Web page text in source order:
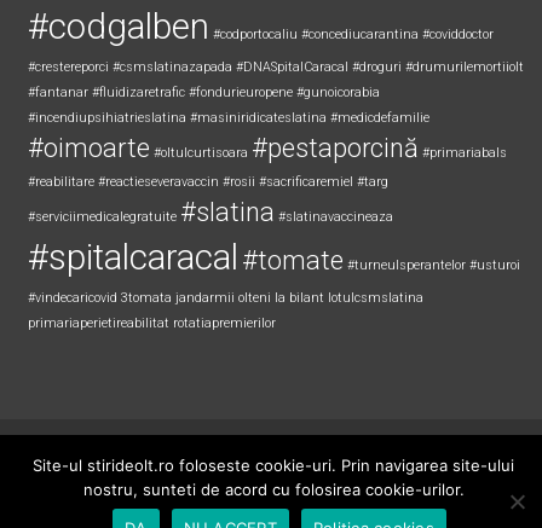
#codgalben #codportocaliu #concediucarantina #coviddoctor
#crestereporci #csmslatinazapada #DNASpitalCaracal #droguri #drumurilemortiiolt
#fantanar #fluidizaretrafic #fondurieuropene #gunoicorabia
#incendiupsihiatrieslatina #masiniridicateslatina #medicdefamilie
#oimoarte #oltulcurtisoara #pestaporcină #primariabals
#reabilitare #reactieseveravaccin #rosii #sacrificaremiel #targ
#serviciimedicalegratuite #slatina #slatinavaccineaza
#spitalcaracal #tomate #turneulsperantelor #usturoi
#vindecaricovid 3tomata jandarmii olteni la bilant lotulcsmslatina
primariaperietireabilitat rotatiapremierilor
ThemeGrill. Powered byWordPress.
Site-ul stirideolt.ro foloseste cookie-uri. Prin navigarea site-ului
nostru, sunteti de acord cu folosirea cookie-urilor.